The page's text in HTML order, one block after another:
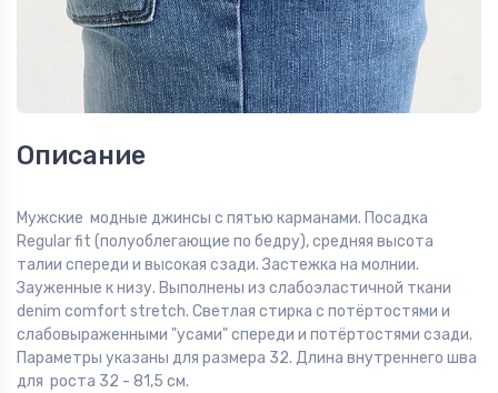
Описание
Мужские модные джинсы с пятью карманами. Посадка
Regular fit (полуоблегающие по бедру), средняя высота
талии спереди и высокая сзади. Застежка на молнии.
Зауженные к низу. Выполнены из слабоэластичной ткани
denim comfort stretch. Светлая стирка с потёртостями и
слабовыраженными "усами" спереди и потёртостями сзади.
Параметры указаны для размера 32. Длина внутреннего шва
для роста 32 - 81,5 см.